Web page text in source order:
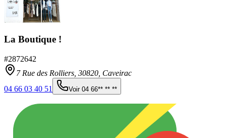
La Boutique !
#2872642
7 Rue des Rolliers, 30820 Caveirac
04 66 03 40 51
Voir 04 66** ** **